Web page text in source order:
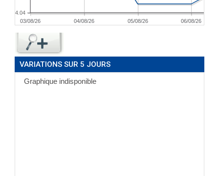
03/08/26 04/08/26 05/08/26 06/08/26
4.04
VARIATIONS SUR 5 JOURS